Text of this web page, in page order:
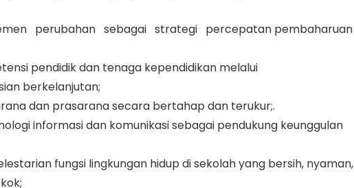
perubahan sebagai strategi percepatan pembaharuan
pendidik dan tenaga kependidikan melalui
berkelanjutan;
dan prasarana secara bertahap dan terukur;.
informasi dan komunikasi sebagai pendukung keunggulan
fungsi lingkungan hidup di sekolah yang bersih, nyaman,